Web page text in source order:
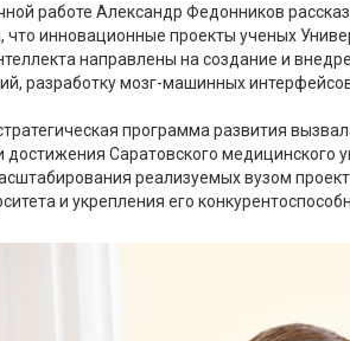
работе Александр Федонников
инновационные проекты ученых
направлены на создание и
разработку мозг-машинных
программа развития
достижения Саратовского медицинского
реализуемых вузом
и укрепления его